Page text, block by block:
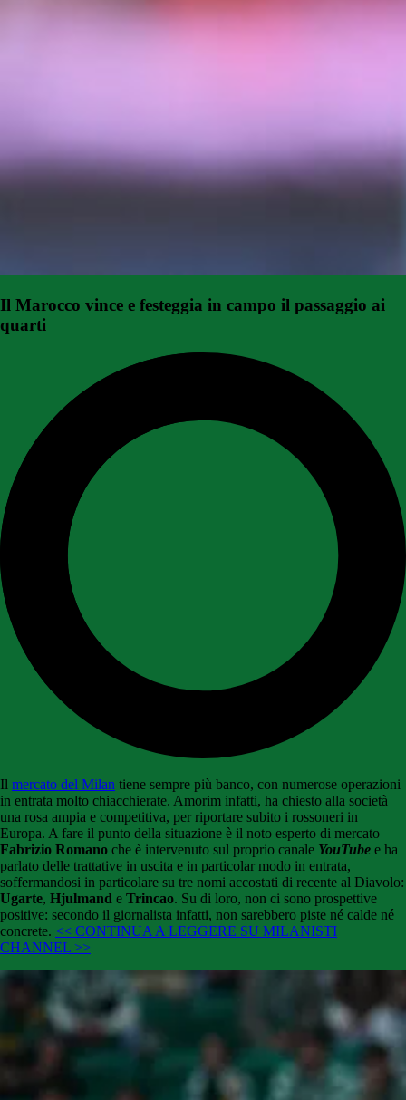
Il Marocco vince e festeggia in campo il passaggio ai
quarti
Il mercato del Milan tiene sempre più banco, con numerose operazioni
in entrata molto chiacchierate. Amorim infatti, ha chiesto alla società
una rosa ampia e competitiva, per riportare subito i rossoneri in
Europa. A fare il punto della situazione è il noto esperto di mercato
Fabrizio Romano che è intervenuto sul proprio canale YouTube e ha
parlato delle trattative in uscita e in particolar modo in entrata,
soffermandosi in particolare su tre nomi accostati di recente al Diavolo:
Ugarte, Hjulmand e Trincao. Su di loro, non ci sono prospettive
positive: secondo il giornalista infatti, non sarebbero piste né calde né
concrete. << CONTINUA A LEGGERE SU MILANISTI
CHANNEL >>